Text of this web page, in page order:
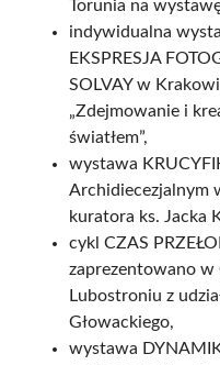
Torunia na
indywidualna
EKSPRESJA
SOLVAY w
„Zdejmowanie i
światłem”,
wystawa
Archidiecezjalnym
kuratora ks. Jacka
cykl CZAS
zaprezentowano w
Lubostroniu z
Głowackiego,
wystawa